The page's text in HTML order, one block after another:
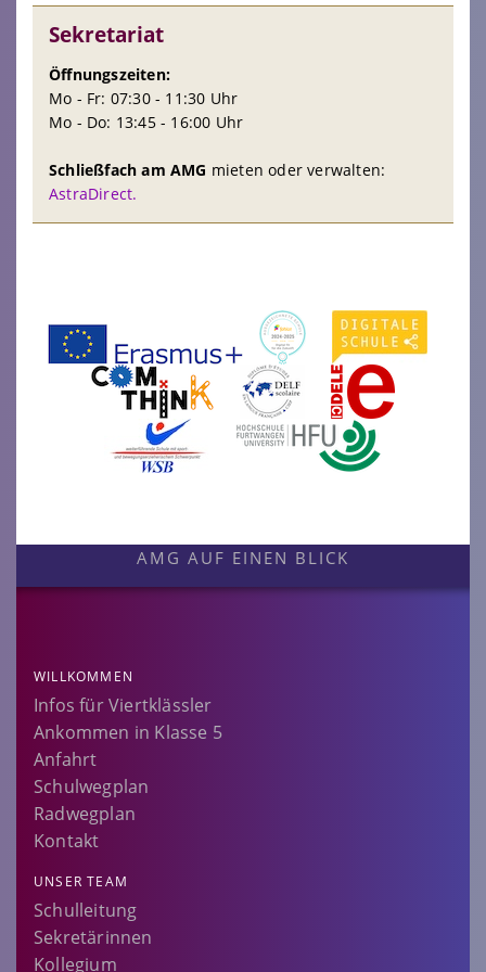
Sekretariat
Öffnungszeiten:
Mo - Fr: 07:30 - 11:30 Uhr
Mo - Do: 13:45 - 16:00 Uhr
Schließfach am AMG mieten oder verwalten:
AstraDirect.
AMG AUF EINEN BLICK
WILLKOMMEN
Infos für Viertklässler
Ankommen in Klasse 5
Anfahrt
Schulwegplan
Radwegplan
Kontakt
UNSER TEAM
Schulleitung
Sekretärinnen
Kollegium